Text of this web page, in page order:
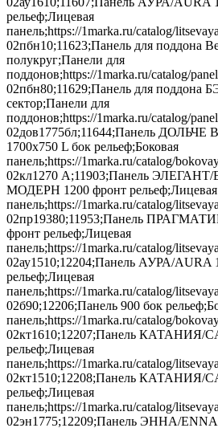
рельеф;Лицевая
панель;https://1marka.ru/catalog/
02пбн10;11623;Панель для поддона
полукруг;Панели для
поддонов;https://1marka.ru/catalog/
02пбн80;11629;Панель для
сектор;Панели для
поддонов;https://1marka.ru/catalog/
02дов1775бл;11644;Панель
1700х750 L бок рельеф;Боковая
панель;https://1marka.ru/catalog/
02кл1270 А;11903;Панель
МОДЕРН 1200 фронт рельеф;Лицевая
панель;https://1marka.ru/catalog/
02пр19380;11953;Панель
фронт рельеф;Лицевая
панель;https://1marka.ru/catalog/
02ау1510;12204;Панель АУРА/AURA
рельеф;Лицевая
панель;https://1marka.ru/catalog/
02б90;12206;Панель 900 бок
панель;https://1marka.ru/catalog/
02кт1610;12207;Панель КАТАНИЯ/
рельеф;Лицевая
панель;https://1marka.ru/catalog/
02кт1510;12208;Панель КАТАНИЯ/
рельеф;Лицевая
панель;https://1marka.ru/catalog/
02эн1775;12209;Панель ЭННА/ENNA